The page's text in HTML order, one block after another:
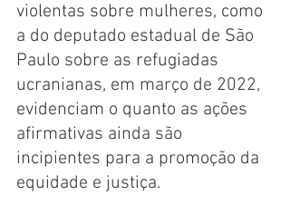
violentas sobre mulheres, como
a do deputado estadual de São
Paulo sobre as refugiadas
ucranianas, em março de 2022,
evidenciam o quanto as ações
afirmativas ainda são
incipientes para a promoção da
equidade e justiça.